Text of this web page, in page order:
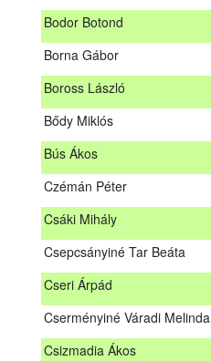
Bodor Botond
Borna Gábor
Boross László
Bődy Miklós
Bús Ákos
Czémán Péter
Csáki Mihály
Csepcsányiné Tar Beáta
Cseri Árpád
Cserményiné Váradi Melinda
Csizmadia Ákos
Balogh Máté
Bodor Botond
Boross László
Bődy Miklós
Bús Ákos